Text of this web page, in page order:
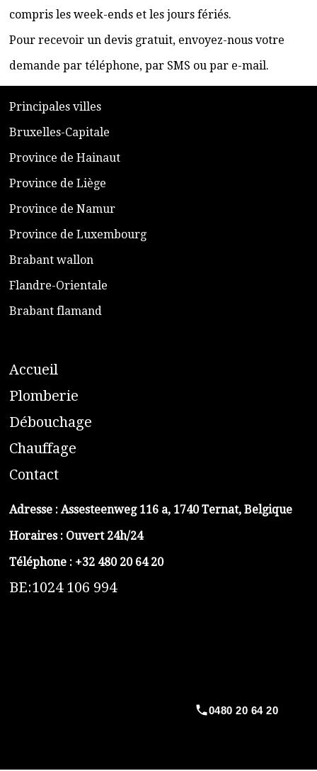
compris les week-ends et les jours fériés.
Pour recevoir un devis gratuit, envoyez-nous votre
demande par téléphone, par SMS ou par e-mail.
​Principales villes
​Bruxelles-Capitale
​Province de Hainaut
Province de Liège
​Province de Namur
​Province de Luxembourg
​Brabant wallon
​Flandre-Orientale
​Brabant flamand
Accueil
​Plomberie
Débouchage
Chauffage
Contact
Adresse : Assesteenweg 116 a, 1740 Ternat, Belgique
Horaires : Ouvert 24h/24
Téléphone : +32 480 20 64 20
BE:1024 106 994
0480 20 64 20